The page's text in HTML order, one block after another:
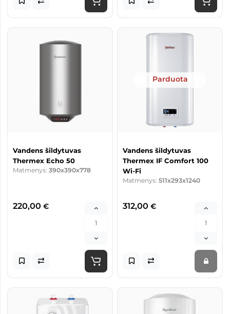
Vandens šildytuvas
Thermex Echo 50
Matmenys: 390x390x778
220,00 €
Parduota
Vandens šildytuvas
Thermex IF Comfort 100
Wi-Fi
Matmenys: 511x293x1240
312,00 €